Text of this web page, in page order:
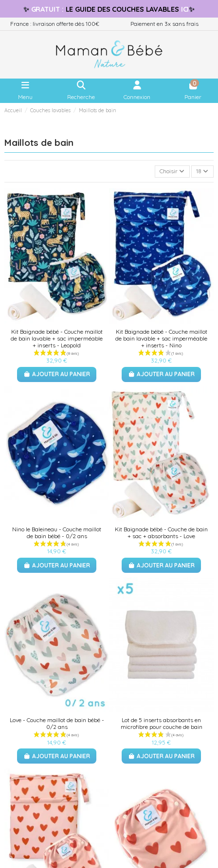
✨ GRATUIT: LE GUIDE DES COUCHES LAVABLES ICI✨
France : livraison offerte dès 100€ Paiement en 3x sans frais
Menu Recherche Connexion
0
Panier
Accueil Couches lavables Maillots de bain
Maillots de bain
Choisir 18
Kit Baignade bébé - Couche maillot
de bain lavable + sac imperméable
+ inserts - Leopold
32,90 €
AJOUTER AU PANIER
Kit Baignade bébé - Couche maillot
de bain lavable + sac imperméable
+ inserts - Nino
32,90 €
AJOUTER AU PANIER
Nino le Baleineau - Couche maillot
de bain bébé - 0/2 ans
14,90 €
AJOUTER AU PANIER
Kit Baignade bébé - Couche de bain
+ sac + absorbants - Love
32,90 €
AJOUTER AU PANIER
Love - Couche maillot de bain bébé -
0/2 ans
14,90 €
AJOUTER AU PANIER
Lot de 5 inserts absorbants en
microfibre pour couche de bain
12,95 €
AJOUTER AU PANIER